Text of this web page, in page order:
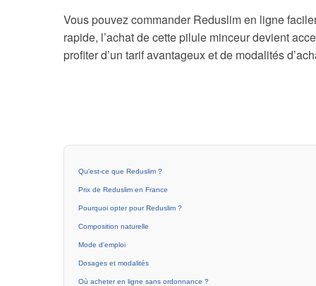
Vous pouvez commander Reduslim en ligne
rapide, l’achat de cette pilule minceur devient
profiter d’un tarif avantageux et de modalités
Qu'est-ce que Reduslim ?
Prix de Reduslim en France
Pourquoi opter pour Reduslim ?
Composition naturelle
Mode d'emploi
Dosages et modalités
Où acheter en ligne sans ordonnance ?